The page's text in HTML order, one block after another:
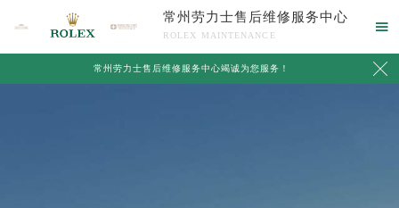
常州劳力士售后维修服务中心
ROLEX MAINTENANCE

常州劳力士售后维修服务中心竭诚为您服务！ 